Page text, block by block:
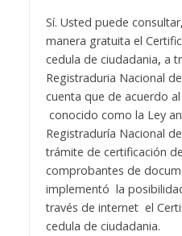
Sí. Usted puede
manera gratuita el
cedula de ciudadania, a
Registraduria Nacional
cuenta que de acuerdo
conocido como la Ley
Registraduría Nacional
trámite de certificación
comprobantes de
implementó la
través de internet el
cedula de ciudadania.